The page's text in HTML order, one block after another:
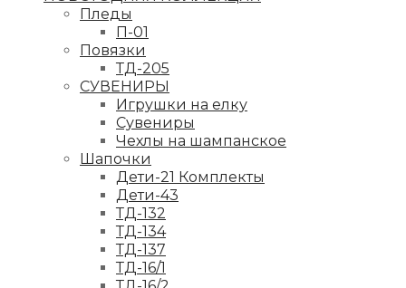
Пледы
П-01
Повязки
ТД-205
СУВЕНИРЫ
Игрушки на елку
Сувениры
Чехлы на шампанское
Шапочки
Дети-21 Комплекты
Дети-43
ТД-132
ТД-134
ТД-137
ТД-16/1